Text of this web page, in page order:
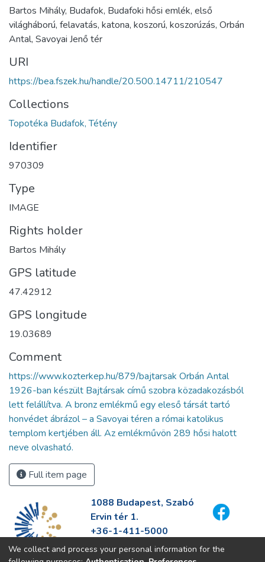
Bartos Mihály, Budafok, Budafoki hősi emlék, első
világháború, felavatás, katona, koszorú, koszorúzás, Orbán
Antal, Savoyai Jenő tér
URI
https://bea.fszek.hu/handle/20.500.14711/210547
Collections
Topotéka Budafok, Tétény
Identifier
970309
Type
IMAGE
Rights holder
Bartos Mihály
GPS latitude
47.42912
GPS longitude
19.03689
Comment
https://www.kozterkep.hu/879/bajtarsak Orbán Antal
1926-ban készült Bajtársak című szobra közadakozásból
lett felállítva. A bronz emlékmű egy eleső társát tartó
honvédet ábrázol – a Savoyai téren a római katolikus
templom kertjében áll. Az emlékművön 289 hősi halott
neve olvasható.
Full item page
1088 Budapest, Szabó
Ervin tér 1.
+36-1-411-5000
info@fszek.hu
We collect and process your personal information for the